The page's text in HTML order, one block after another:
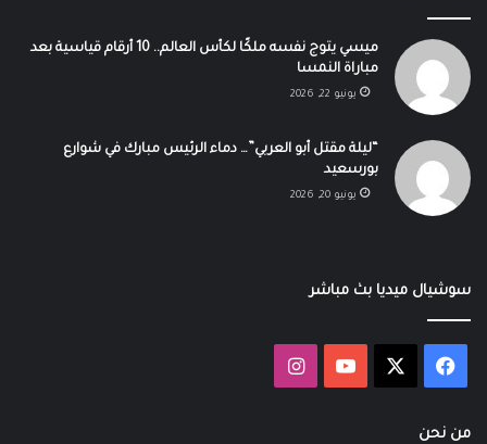
ميسي يتوج نفسه ملكًا لكأس العالم.. 10 أرقام قياسية بعد
مباراة النمسا
يونيو 22, 2026
“ليلة مقتل أبو العربي”… دماء الرئيس مبارك في شوارع
بورسعيد
يونيو 20, 2026
سوشيال ميديا بث مباشر
فيسبوك ‫YouTubeانستقرام
من نحن